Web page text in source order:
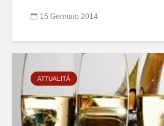
15 Gennaio 2014
ATTUALITÀ